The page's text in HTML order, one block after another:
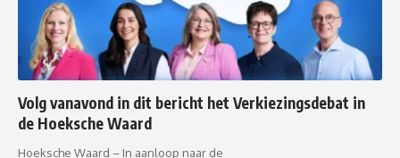
Volg vanavond in dit bericht het Verkiezingsdebat in
de Hoeksche Waard
Hoeksche Waard – In aanloop naar de